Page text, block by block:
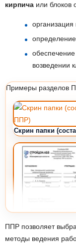
кирпича или блоков
организация
возведении
Примеры разделов
ППР позволяет
методы ведения